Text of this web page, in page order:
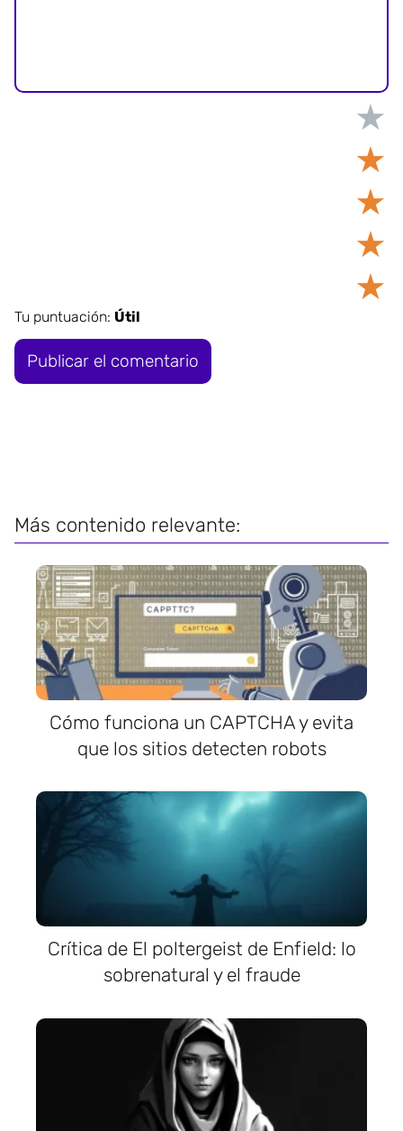
★
★
★
★
★
Tu puntuación: Útil
Más contenido relevante:
Cómo funciona un CAPTCHA y evita
que los sitios detecten robots
Crítica de El poltergeist de Enfield: lo
sobrenatural y el fraude